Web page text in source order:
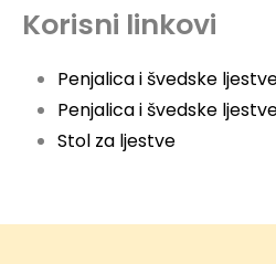
Korisni linkovi
Penjalica i švedske
Penjalica i švedske
Stol za ljestve